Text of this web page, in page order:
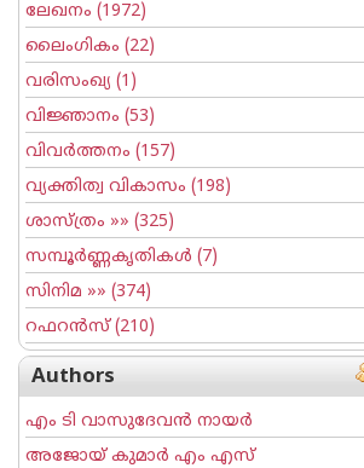
ലേഖനം (1972)
ലൈംഗികം (22)
വരിസംഖ്യ (1)
വിജ്ഞാനം (53)
വിവര്‍ത്തനം (157)
വ്യക്തിത്വ വികാസം (198)
ശാസ്ത്രം »» (325)
സമ്പൂര്‍ണ്ണകൃതികള്‍ (7)
സിനിമ »» (374)
റഫറന്‍സ്(210)
Authors
എം ടി വാസുദേവന്‍ നായര്‍
അജോയ് കുമാര്‍ എം എസ്